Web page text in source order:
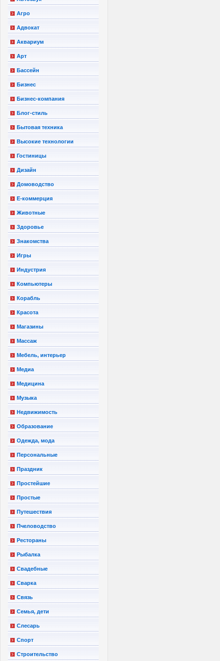
Агро
Адвокат
Аквариум
Арт
Бассейн
Бизнес
Бизнес-компания
Блог-стиль
Бытовая техника
Высокие технологии
Гостиницы
Дизайн
Домоводство
Е-коммерция
Животные
Здоровье
Знакомства
Игры
Индустрия
Компьютеры
Корабль
Красота
Магазины
Массаж
Мебель, интерьер
Медиа
Медицина
Музыка
Недвижимость
Образование
Одежда, мода
Персональные
Праздник
Простейшие
Простые
Путешествия
Пчеловодство
Рестораны
Рыбалка
Свадебные
Сварка
Связь
Семья, дети
Слесарь
Спорт
Строительство